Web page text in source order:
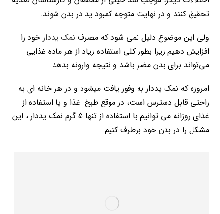
تحقیق کنند و در نهایت متوجه کمبود ید در بدن شوند.
ولی این موضوع دلیل نمی شود که مصرف نمک یددارخود را
افزایش دهیم زیرا بطور کلی استفاده زیاد از هر ماده غذایی
می‌تواند برای بدن مضر باشد و نتیجه وارونه بدهد.
امروزه که نمک یددار به وفور یافت میشود و در هر خانه ای به
راحتی قابل دسترس است، در موقع طبخ غذا و یا استفاده از
غذای روزانه می توانیم با استفاده از تنها 5 گرم نمک یددار ، این
مشکل را در بدن خود برطرف کنیم